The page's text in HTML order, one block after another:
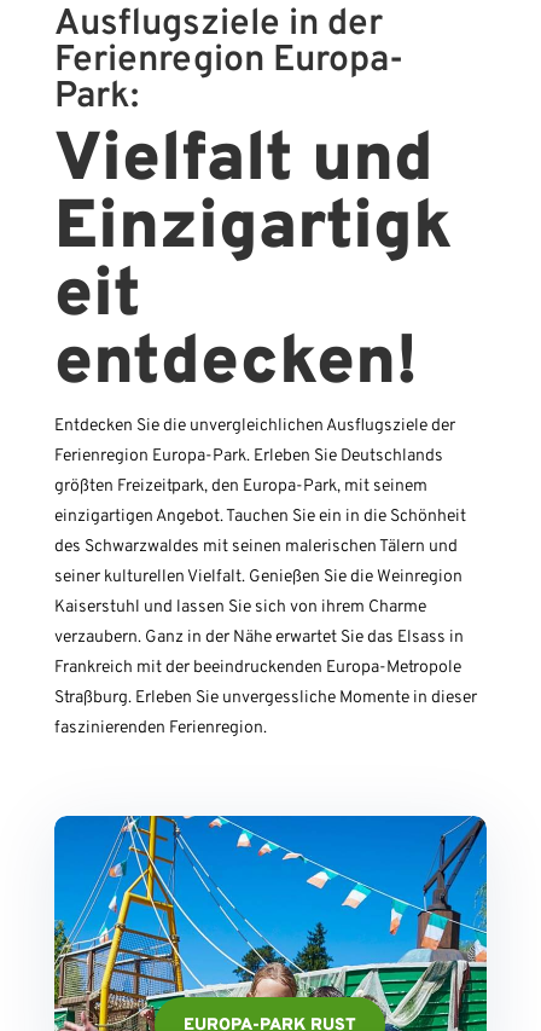
Ausflugsziele in der
Ferienregion Europa-
Park:
Vielfalt und
Einzigartigk
eit
entdecken!
Entdecken Sie die unvergleichlichen Ausflugsziele der
Ferienregion Europa-Park. Erleben Sie Deutschlands
größten Freizeitpark, den Europa-Park, mit seinem
einzigartigen Angebot. Tauchen Sie ein in die Schönheit
des Schwarzwaldes mit seinen malerischen Tälern und
seiner kulturellen Vielfalt. Genießen Sie die Weinregion
Kaiserstuhl und lassen Sie sich von ihrem Charme
verzaubern. Ganz in der Nähe erwartet Sie das Elsass in
Frankreich mit der beeindruckenden Europa-Metropole
Straßburg. Erleben Sie unvergessliche Momente in dieser
faszinierenden Ferienregion.
EUROPA-PARK RUST